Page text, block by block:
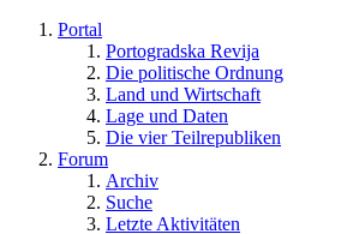
Portal
Portogradska Revija
Die politische Ordnung
Land und Wirtschaft
Lage und Daten
Die vier Teilrepubliken
Forum
Archiv
Suche
Letzte Aktivitäten